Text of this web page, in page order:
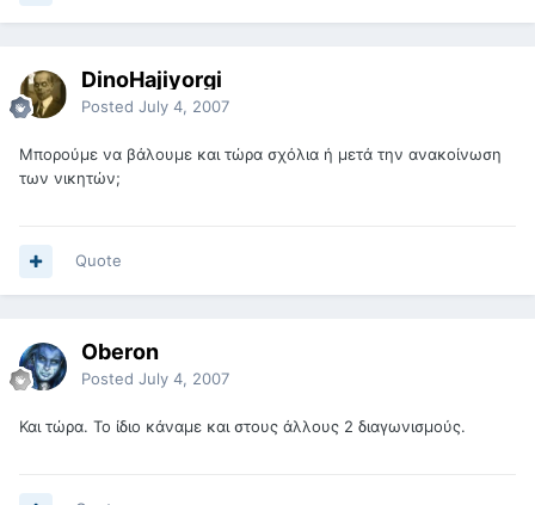
DinoHajiyorgi
Posted July 4, 2007
Μπορούμε να βάλουμε και τώρα σχόλια ή μετά την ανακοίνωση
των νικητών;
Quote
Oberon
Posted July 4, 2007
Και τώρα. Το ίδιο κάναμε και στους άλλους 2 διαγωνισμούς.